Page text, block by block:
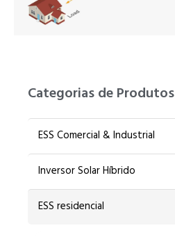
Categorias de Produtos
ESS Comercial & Industrial
Inversor Solar Híbrido
ESS residencial